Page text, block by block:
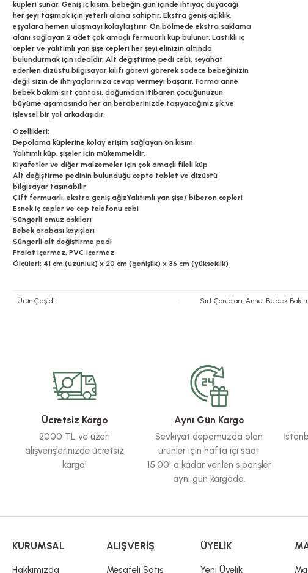
küpleri sunar. Geniş iç kısım, bebeğin gün içinde ihtiyaç duyacağı
her şeyi taşımak için yeterli alana sahiptir. Ekstra geniş açıklık,
eşyalara hemen ulaşmayı kolaylaştırır. Ön bölmede ekstra saklama
alanı sağlayan 2 adet çok amaçlı fermuarlı küp bulunur. Lastikli iç
cepler ve yalıtımlı yan şişe cepleri her şeyi elinizin altında
bulundurmak için idealdir. Alt değiştirme pedi cebi, seyahat
ederken dizüstü bilgisayar kılıfı görevi görerek sadece bebeğinizin
değil sizin de ihtiyaçlarınıza cevap vermeyi başarır. Forma anne
bebek bakım sırt çantası, doğumdan itibaren çocuğunuzun
büyüme aşamasında her an beraberinizde taşıyacağınız şık ve
işlevsel bir yol arkadaşıdır.
Özellikleri:
Depolama küplerine kolay erişim sağlayan ön kısım
Yalıtımlı küp, şişeler için mükemmeldir.
Kıyafetler ve diğer malzemeler için çok amaçlı fileli küp
Alt değiştirme pedinin bulunduğu cepte tablet ve dizüstü
bilgisayar taşınabilir
Çift fermuarlı, ekstra geniş ağızYalıtımlı yan şişe/ biberon cepleri
Esnek iç cepler ve cep telefonu cebi
Süngerli omuz askıları
Bebek arabası kayışları
Süngerli alt değiştirme pedi
Ftalat içermez, PVC içermez
Ölçüleri: 41 cm (uzunluk) x 20 cm (genişlik) x 36 cm (yükseklik)
Ürün Çeşidi : Sırt Çantaları, Anne-Bebek
Ürün resmi kalitesiz, bozuk veya görüntülenemiyor.
Ürün açıklamasında eksik bilgiler bulunuyor.
Ürün bilgilerinde hatalar bulunuyor.
Ürün fiyatı diğer sitelerden daha pahalı.
Bu ürüne benzer farklı alternatifler olmalı.
Ücretsiz Kargo
2000 TL ve üzeri
alışverişlerinizde ücretsiz
kargo!
Aynı Gün Kargo
Sevkiyat depomuzda olan
ürünler için hafta içi saat
15,00' a kadar verilen siparişler
aynı gün kargoda.
KURUMSAL
Hakkımızda
ALIŞVERİŞ
Mesafeli Satış
ÜYELİK
Yeni Üyelik